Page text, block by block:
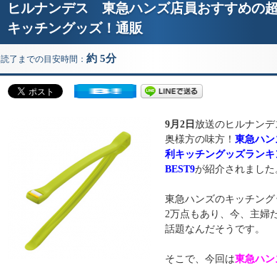
ヒルナンデス 東急ハンズ店員おすすめの
キッチングッズ！通販
読了までの目安時間： 約 5分
9月2日 放送のヒルナン
奥様方の味方！ 東急ハ
利キッチングッズランキ
BEST9が紹介されました
東急ハンズのキッチング
2万点もあり、今、主婦
話題なんだそうです。
そこで、今回は東急ハ